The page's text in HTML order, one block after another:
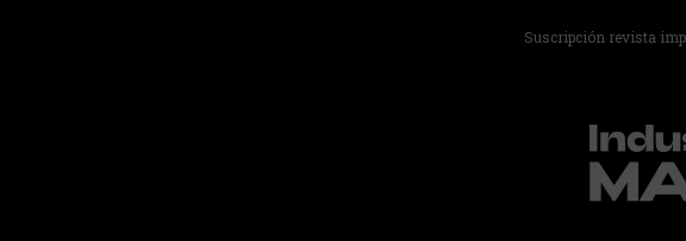
Suscripción revista